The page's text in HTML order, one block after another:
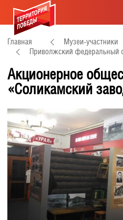
Главная
Музеи-участники
Приволжский федеральный
Акционерное
«Соликамский